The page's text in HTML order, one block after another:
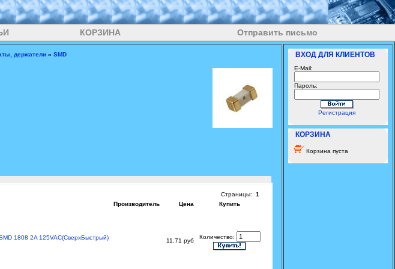
КОРЗИНА Отправить письмо
держатели » SMD
Страницы: 1
Производитель Цена Купить
1808 2A 125VAC(СверхБыстрый)
11.71 руб
Количество:
ВХОД ДЛЯ КЛИЕНТОВ
E-Mail:
Пароль:
Регистрация
КОРЗИНА
Корзина пуста